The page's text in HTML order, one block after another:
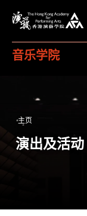
音乐学院
主页
演出及活动